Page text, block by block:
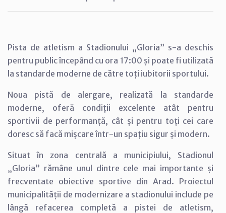
Pista de atletism a Stadionului „Gloria” s-a deschis
pentru public începând cu ora 17:00 și poate fi utilizată
la standarde moderne de către toți iubitorii sportului.
Noua pistă de alergare, realizată la standarde
moderne, oferă condiții excelente atât pentru
sportivii de performanță, cât și pentru toți cei care
doresc să facă mișcare într-un spațiu sigur și modern.
Situat în zona centrală a municipiului, Stadionul
„Gloria” rămâne unul dintre cele mai importante și
frecventate obiective sportive din Arad. Proiectul
municipalității de modernizare a stadionului include pe
lângă refacerea completă a pistei de atletism,